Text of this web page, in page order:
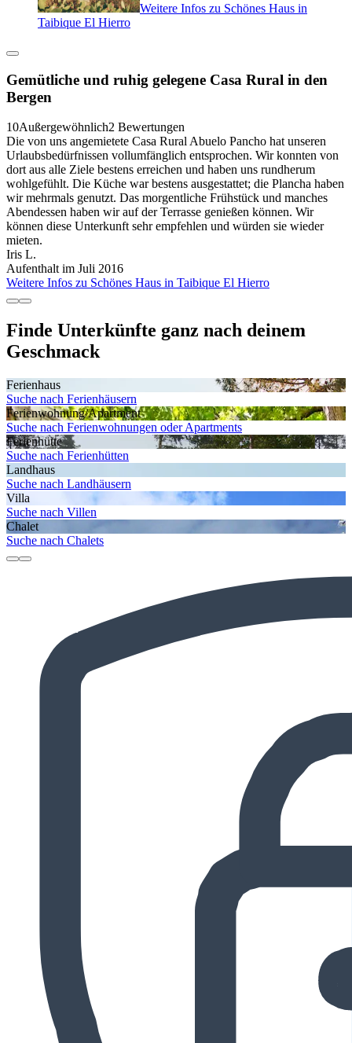
Weitere Infos zu Schönes Haus in
Taibique El Hierro
Gemütliche und ruhig gelegene Casa Rural in den
Bergen
10Außergewöhnlich2 Bewertungen
Die von uns angemietete Casa Rural Abuelo Pancho hat unseren
Urlaubsbedürfnissen vollumfänglich entsprochen. Wir konnten von
dort aus alle Ziele bestens erreichen und haben uns rundherum
wohlgefühlt. Die Küche war bestens ausgestattet; die Plancha haben
wir mehrmals genutzt. Das morgentliche Frühstück und manches
Abendessen haben wir auf der Terrasse genießen können. Wir
können diese Unterkunft sehr empfehlen und würden sie wieder
mieten.
Iris L.
Aufenthalt im Juli 2016
Weitere Infos zu Schönes Haus in Taibique El Hierro
Finde Unterkünfte ganz nach deinem
Geschmack
Ferienhaus
Suche nach Ferienhäusern
Ferienwohnung/Apartment
Suche nach Ferienwohnungen oder Apartments
Ferienhütte
Suche nach Ferienhütten
Landhaus
Suche nach Landhäusern
Villa
Suche nach Villen
Chalet
Suche nach Chalets